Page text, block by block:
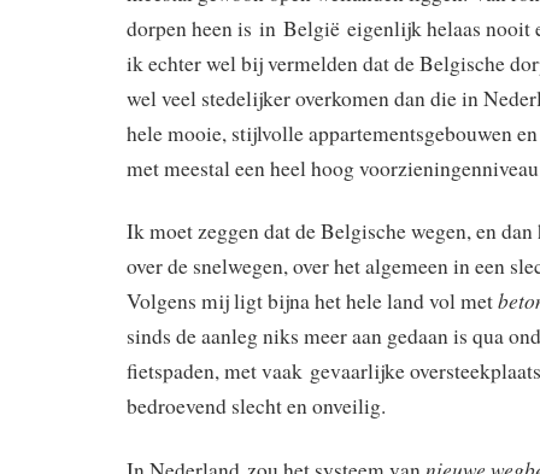
dorpen heen is in België eigenlijk helaas nooit
ik echter wel bij vermelden dat de Belgische
wel veel stedelijker overkomen dan die in
hele mooie, stijlvolle appartementsgebouwen
met meestal een heel hoog
Ik moet zeggen dat de Belgische wegen, en
over de snelwegen, over het algemeen in een
Volgens mij ligt bijna het hele land vol met
sinds de aanleg niks meer aan gedaan is qua
fietspaden, met vaak gevaarlijke
bedroevend slecht en onveilig.